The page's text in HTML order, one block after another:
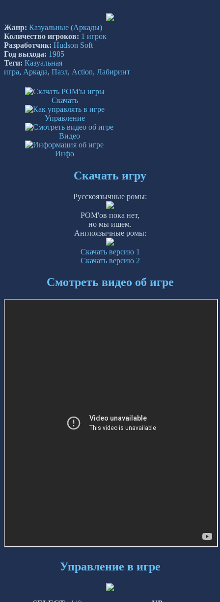
Жанр: Казуальные (Аркады)
Количество игроков: 1 игрок
Разработчик: Hudson Soft
Год выхода: 1985
Теги: Казуальная
игра, Аркада, Пазл, Action, Лабиринт
Скачать
Управление
Видео
Инфо
Скачать игру
Русскоязычные ромы:
РОМ'ов пока нет,
но мы ищем.
Англоязычные ромы:
Скачать версию 1
Скачать версию 2
Смотреть видео об игре
Управление в игре